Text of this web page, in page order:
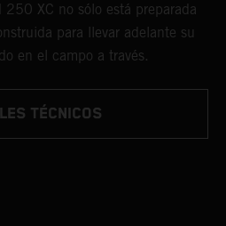
250 XC no sólo está preparada
para llevar adelante su
en el campo a través.
TÉCNICOS